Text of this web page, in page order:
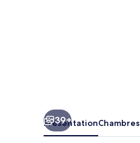
39+
PrésentationChambres